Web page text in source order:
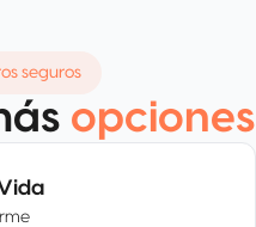
seguros
opciones